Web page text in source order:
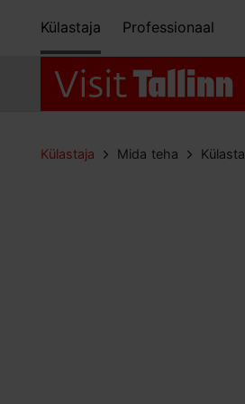
Külastaja Professionaal
Külastaja Mida teha Külasta